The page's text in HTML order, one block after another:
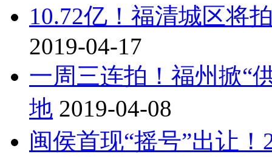
10.72亿！福清城区将
2019-04-17
一周三连拍！福州掀“
地 2019-04-08
闽侯首现“摇号”出让